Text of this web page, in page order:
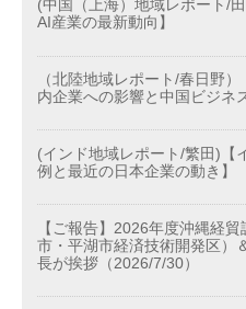
(中国（上海）地域レポート/
AI産業の最新動向】
（北陸地域レポート/春日野
内企業への影響と中国ビジネ
(インド地域レポート/繁田)
例と最近の日本企業の動き】
【ご報告】2026年度沖縄経
市・平湖市経済技術開発区）
長が挨拶（2026/7/30）